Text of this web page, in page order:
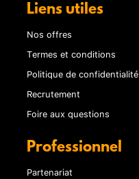
Liens utiles
Nos offres
Termes et conditions
Politique de confidentialité
Recrutement
Foire aux questions
Professionnel
Partenariat